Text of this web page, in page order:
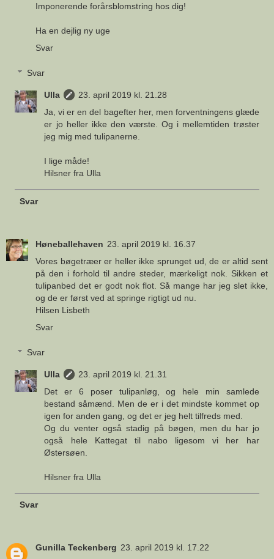
Imponerende forårsblomstring hos dig!
Ha en dejlig ny uge
Svar
Svar
Ulla
23. april 2019 kl. 21.28
Ja, vi er en del bagefter her, men forventningens glæde
er jo heller ikke den værste. Og i mellemtiden trøster
jeg mig med tulipanerne.
I lige måde!
Hilsner fra Ulla
Svar
Høneballehaven 23. april 2019 kl. 16.37
Vores bøgetræer er heller ikke sprunget ud, de er altid sent
på den i forhold til andre steder, mærkeligt nok. Sikken et
tulipanbed det er godt nok flot. Så mange har jeg slet ikke,
og de er først ved at springe rigtigt ud nu.
Hilsen Lisbeth
Svar
Svar
Ulla
23. april 2019 kl. 21.31
Det er 6 poser tulipanløg, og hele min samlede
bestand såmænd. Men de er i det mindste kommet op
igen for anden gang, og det er jeg helt tilfreds med.
Og du venter også stadig på bøgen, men du har jo
også hele Kattegat til nabo ligesom vi her har
Østersøen.
Hilsner fra Ulla
Svar
Gunilla Teckenberg 23. april 2019 kl. 17.22